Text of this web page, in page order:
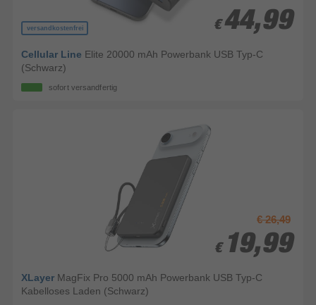
versandkostenfrei € 44,99
€ 44,99
Cellular Line Elite 20000 mAh Powerbank USB Typ-C
(Schwarz)
sofort versandfertig
€ 26,49
€ 19,99
€ 19,99
XLayer MagFix Pro 5000 mAh Powerbank USB Typ-C
Kabelloses Laden (Schwarz)